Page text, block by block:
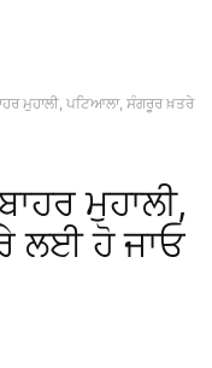
ਮੁਹਾਲੀ, ਪਟਿਆਲਾ, ਸੰਗਰੂਰ ਖ਼ਤਰੇ
ਮੁਹਾਲੀ,
ਲਈ ਹੋ ਜਾਓ